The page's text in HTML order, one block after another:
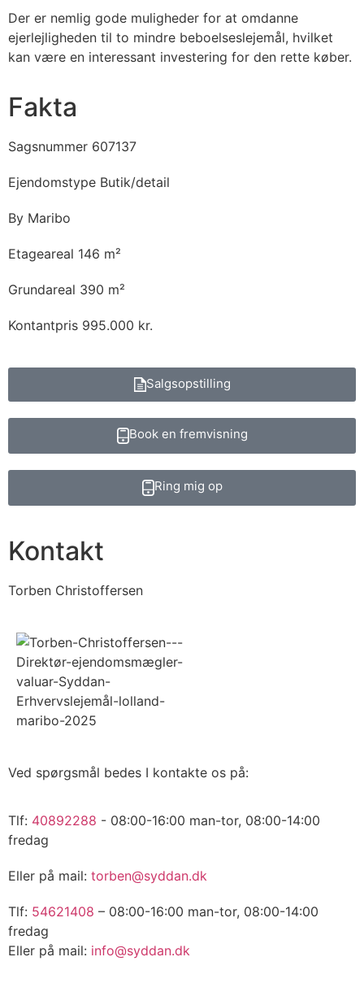
Der er nemlig gode muligheder for at omdanne
ejerlejligheden til to mindre beboelseslejemål, hvilket
kan være en interessant investering for den rette køber.
Fakta
Sagsnummer 607137
Ejendomstype Butik/detail
By Maribo
Etageareal 146 m²
Grundareal 390 m²
Kontantpris 995.000 kr.
Salgsopstilling
Book en fremvisning
Ring mig op
Kontakt
Torben Christoffersen
Ved spørgsmål bedes I kontakte os på:
Tlf: 40892288 - 08:00-16:00 man-tor, 08:00-14:00
fredag
Eller på mail: torben@syddan.dk
Tlf: 54621408 – 08:00-16:00 man-tor, 08:00-14:00
fredag
Eller på mail: info@syddan.dk